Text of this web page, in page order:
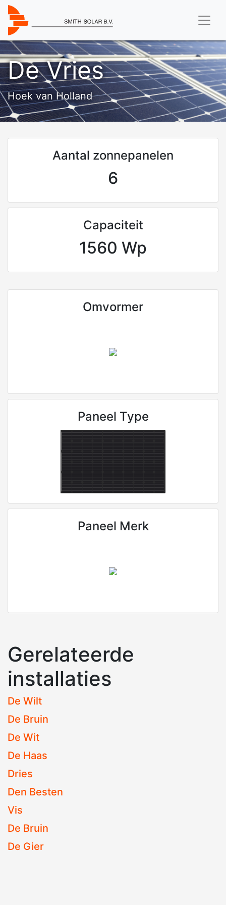
De Vries
Hoek van Holland
Aantal zonnepanelen
6
Capaciteit
1560 Wp
Omvormer
Paneel Type
Paneel Merk
Gerelateerde
installaties
De Wilt
De Bruin
De Wit
De Haas
Dries
Den Besten
Vis
De Bruin
De Gier